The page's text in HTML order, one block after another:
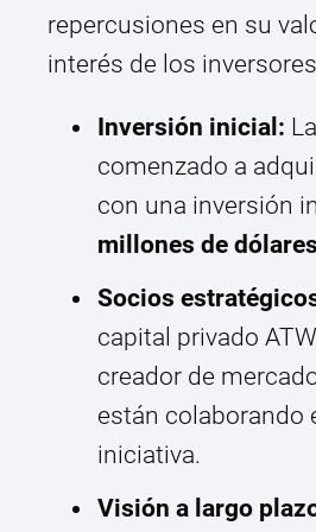
repercusiones en su
interés de los
Inversión inicial:
comenzado a
con una inversión
millones de dólares
Socios
capital privado
creador de
están colaborando
iniciativa.
Visión a largo